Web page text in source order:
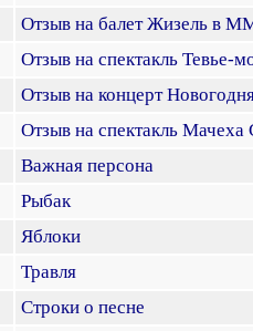
Отзыв на балет Жизель в
Отзыв на спектакль Тевье-
Отзыв на концерт
Отзыв на спектакль
Важная персона
Рыбак
Яблоки
Травля
Строки о песне